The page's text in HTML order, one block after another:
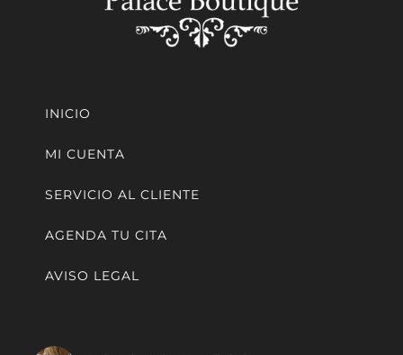
INICIO
MI CUENTA
SERVICIO AL CLIENTE
AGENDA TU CITA
AVISO LEGAL